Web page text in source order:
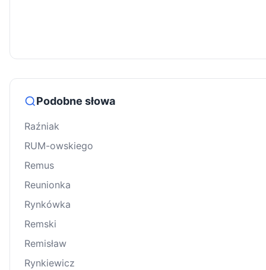
Podobne słowa
Raźniak
RUM-owskiego
Remus
Reunionka
Rynkówka
Remski
Remisław
Rynkiewicz